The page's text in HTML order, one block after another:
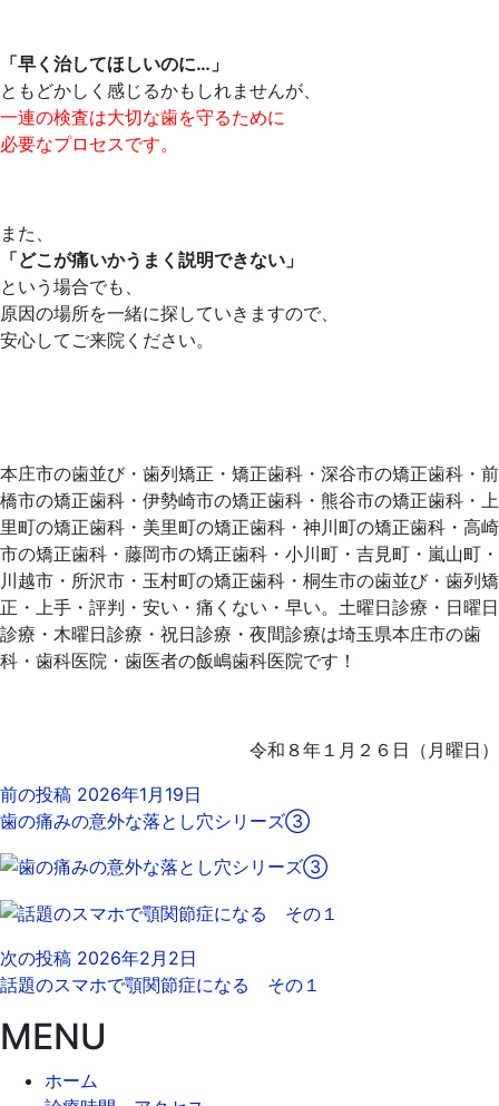
「早く治してほしいのに…」
ともどかしく感じるかもしれませんが、
一連の検査は大切な歯を守るために
必要なプロセスです。
また、
「どこが痛いかうまく説明できない」
という場合でも、
原因の場所を一緒に探していきますので、
安心してご来院ください。
本庄市の歯並び・歯列矯正・矯正歯科・深谷市の矯正歯科・前
橋市の矯正歯科・伊勢崎市の矯正歯科・熊谷市の矯正歯科・上
里町の矯正歯科・美里町の矯正歯科・神川町の矯正歯科・高崎
市の矯正歯科・藤岡市の矯正歯科・小川町・吉見町・嵐山町・
川越市・所沢市・玉村町の矯正歯科・桐生市の歯並び・歯列矯
正・上手・評判・安い・痛くない・早い。土曜日診療・日曜日
診療・木曜日診療・祝日診療・夜間診療は埼玉県本庄市の歯
科・歯科医院・歯医者の飯嶋歯科医院です！
令和８年１月２６日（月曜日）
前の投稿 2026年1月19日
歯の痛みの意外な落とし穴シリーズ③
次の投稿 2026年2月2日
話題のスマホで顎関節症になる その１
MENU
ホーム